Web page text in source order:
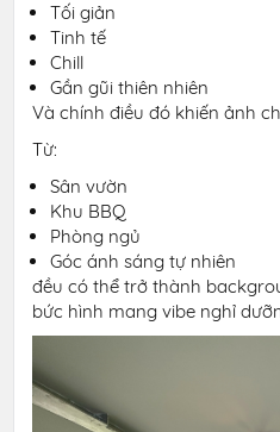
Tối giản
Tinh tế
Chill
Gần gũi thiên nhiên
Và chính điều đó khiến ảnh
Từ:
Sân vườn
Khu BBQ
Phòng ngủ
Góc ánh sáng tự nhiên
đều có thể trở thành
bức hình mang vibe nghỉ